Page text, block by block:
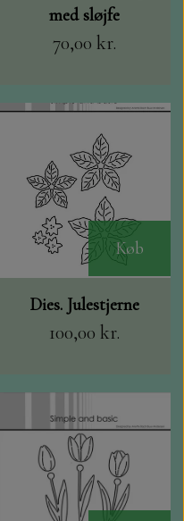
med sløjfe
70,00 kr.
Køb
Dies. Julestjerne
100,00 kr.